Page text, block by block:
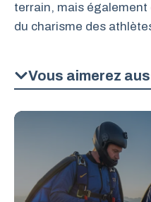
terrain, mais également
du charisme des
Vous aimerez